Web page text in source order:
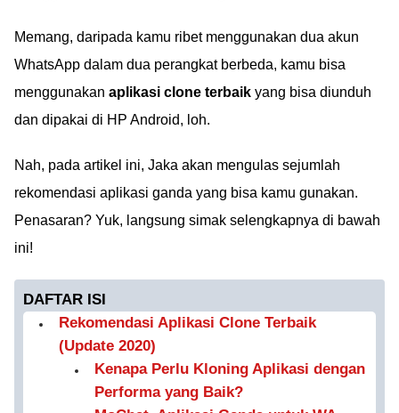
Memang, daripada kamu ribet menggunakan dua akun
WhatsApp dalam dua perangkat berbeda, kamu bisa
menggunakan aplikasi clone terbaik yang bisa diunduh
dan dipakai di HP Android, loh.
Nah, pada artikel ini, Jaka akan mengulas sejumlah
rekomendasi aplikasi ganda yang bisa kamu gunakan.
Penasaran? Yuk, langsung simak selengkapnya di bawah
ini!
DAFTAR ISI
Rekomendasi Aplikasi Clone Terbaik
(Update 2020)
Kenapa Perlu Kloning Aplikasi dengan
Performa yang Baik?